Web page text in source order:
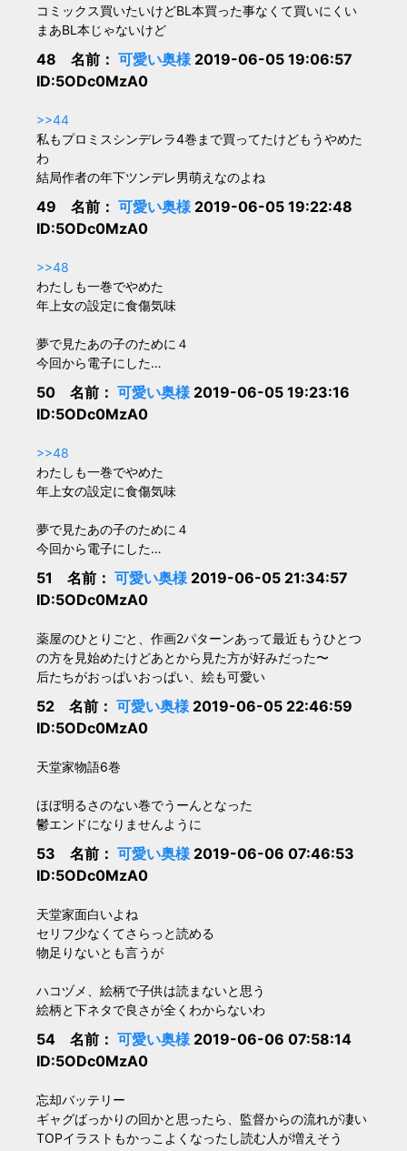
コミックス買いたいけどBL本買った事なくて買いにくい
まあBL本じゃないけど
48 名前： 可愛い奥様2019-06-05 19:06:57
ID:5ODc0MzA0
>>44
私もプロミスシンデレラ4巻まで買ってたけどもうやめた
わ
結局作者の年下ツンデレ男萌えなのよね
49 名前： 可愛い奥様2019-06-05 19:22:48
ID:5ODc0MzA0
>>48
わたしも一巻でやめた
年上女の設定に食傷気味
夢で見たあの子のために４
今回から電子にした…
50 名前： 可愛い奥様2019-06-05 19:23:16
ID:5ODc0MzA0
>>48
わたしも一巻でやめた
年上女の設定に食傷気味
夢で見たあの子のために４
今回から電子にした…
51 名前： 可愛い奥様2019-06-05 21:34:57
ID:5ODc0MzA0
薬屋のひとりごと、作画2パターンあって最近もうひとつ
の方を見始めたけどあとから見た方が好みだった〜
后たちがおっぱいおっぱい、絵も可愛い
52 名前： 可愛い奥様2019-06-05 22:46:59
ID:5ODc0MzA0
天堂家物語6巻
ほぼ明るさのない巻でうーんとなった
鬱エンドになりませんように
53 名前： 可愛い奥様2019-06-06 07:46:53
ID:5ODc0MzA0
天堂家面白いよね
セリフ少なくてさらっと読める
物足りないとも言うが
ハコヅメ、絵柄で子供は読まないと思う
絵柄と下ネタで良さが全くわからないわ
54 名前： 可愛い奥様2019-06-06 07:58:14
ID:5ODc0MzA0
忘却バッテリー
ギャグばっかりの回かと思ったら、監督からの流れが凄い
TOPイラストもかっこよくなったし読む人が増えそう